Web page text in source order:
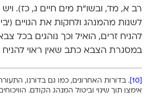
רב א, מד, ובשו”ת מים חיים ג, כז).
לשנות מהמנהג ולחקות את הגויים
להניח זרים, הואיל וכך נוהגים בכל
במסגרת הצבא כתב שאין ראוי להניח
. בדורות האחרונים, כמו גם בדורנו,
אימצו תוך שינוי וביטול המנהג הקודם.